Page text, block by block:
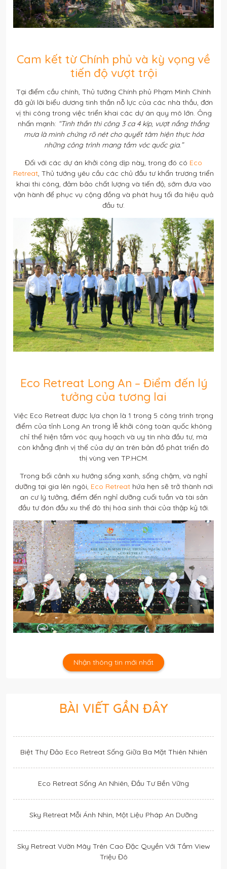
Cam kết từ Chính phủ và kỳ vọng về
tiến độ vượt trội
Tại điểm cầu chính, Thủ tướng Chính phủ Phạm Minh Chính
đã gửi lời biểu dương tinh thần nỗ lực của các nhà thầu, đơn
vị thi công trong việc triển khai các dự án quy mô lớn. Ông
nhấn mạnh: “Tinh thần thi công 3 ca 4 kíp, vượt nắng thắng
mưa là minh chứng rõ nét cho quyết tâm hiện thực hóa
những công trình mang tầm vóc quốc gia.”
Đối với các dự án khởi công dịp này, trong đó có Eco
Retreat, Thủ tướng yêu cầu các chủ đầu tư khẩn trương triển
khai thi công, đảm bảo chất lượng và tiến độ, sớm đưa vào
vận hành để phục vụ cộng đồng và phát huy tối đa hiệu quả
đầu tư.
Eco Retreat Long An – Điểm đến lý
tưởng của tương lai
Việc Eco Retreat được lựa chọn là 1 trong 5 công trình trọng
điểm của tỉnh Long An trong lễ khởi công toàn quốc không
chỉ thể hiện tầm vóc quy hoạch và uy tín nhà đầu tư, mà
còn khẳng định vị thế của dự án trên bản đồ phát triển đô
thị vùng ven TP.HCM.
Trong bối cảnh xu hướng sống xanh, sống chậm, và nghỉ
dưỡng tại gia lên ngôi, Eco Retreathứa hẹn sẽ trở thành nơi
an cư lý tưởng, điểm đến nghỉ dưỡng cuối tuần và tài sản
đầu tư đón đầu xu thế đô thị hóa sinh thái của thập kỷ tới.
Nhận thông tin mới nhất
BÀI VIẾT GẦN ĐÂY
Biệt Thự Đảo Eco Retreat Sống Giữa Ba Mặt Thiên Nhiên
Eco Retreat Sống An Nhiên, Đầu Tư Bền Vững
Sky Retreat Mỗi Ánh Nhìn, Một Liệu Pháp An Dưỡng
Sky Retreat Vườn Mây Trên Cao Đặc Quyền Với Tầm View
Triệu Đô